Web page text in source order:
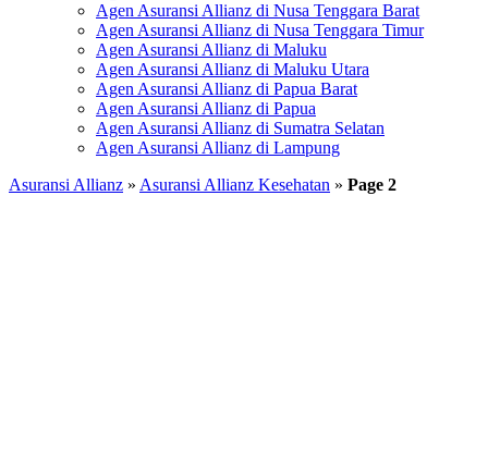
Agen Asuransi Allianz di Nusa Tenggara Barat
Agen Asuransi Allianz di Nusa Tenggara Timur
Agen Asuransi Allianz di Maluku
Agen Asuransi Allianz di Maluku Utara
Agen Asuransi Allianz di Papua Barat
Agen Asuransi Allianz di Papua
Agen Asuransi Allianz di Sumatra Selatan
Agen Asuransi Allianz di Lampung
Asuransi Allianz » Asuransi Allianz Kesehatan » Page 2